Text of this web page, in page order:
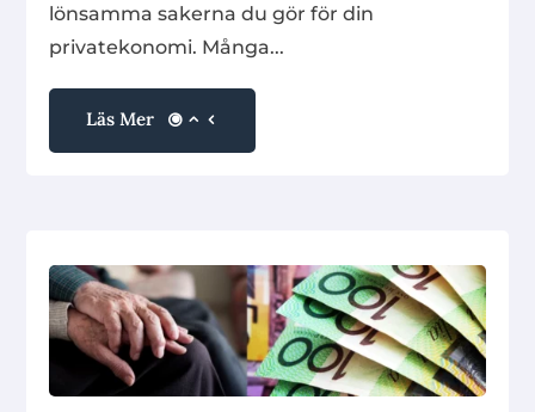
lönsamma sakerna du gör för din
privatekonomi. Många...
Läs Mer